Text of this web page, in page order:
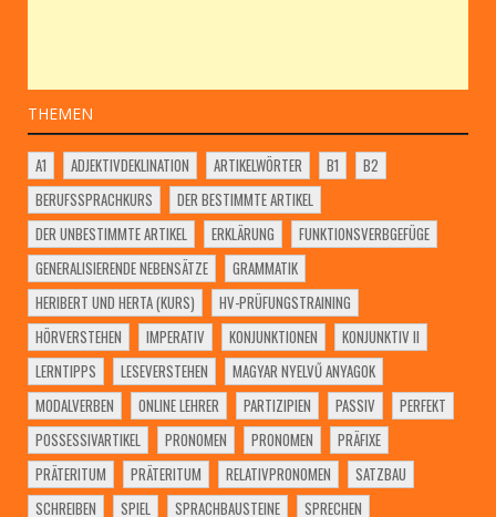
THEMEN
A1 ADJEKTIVDEKLINATION ARTIKELWÖRTER B1
B2
BERUFSSPRACHKURS
DER BESTIMMTE ARTIKEL
DER UNBESTIMMTE ARTIKEL
ERKLÄRUNG
FUNKTIONSVERBGEFÜGE
GENERALISIERENDE NEBENSÄTZE
GRAMMATIK
HERIBERT UND HERTA (KURS)
HV-PRÜFUNGSTRAINING
HÖRVERSTEHEN
IMPERATIV KONJUNKTIONEN
KONJUNKTIV II
LERNTIPPS
LESEVERSTEHEN
MAGYAR NYELVŰ ANYAGOK
MODALVERBEN
ONLINE LEHRER PARTIZIPIEN PASSIV
PERFEKT
POSSESSIVARTIKEL
PRONOMEN PRONOMEN
PRÄFIXE
PRÄTERITUM
PRÄTERITUM RELATIVPRONOMEN
SATZBAU
SCHREIBEN
SPIEL SPRACHBAUSTEINE
SPRECHEN